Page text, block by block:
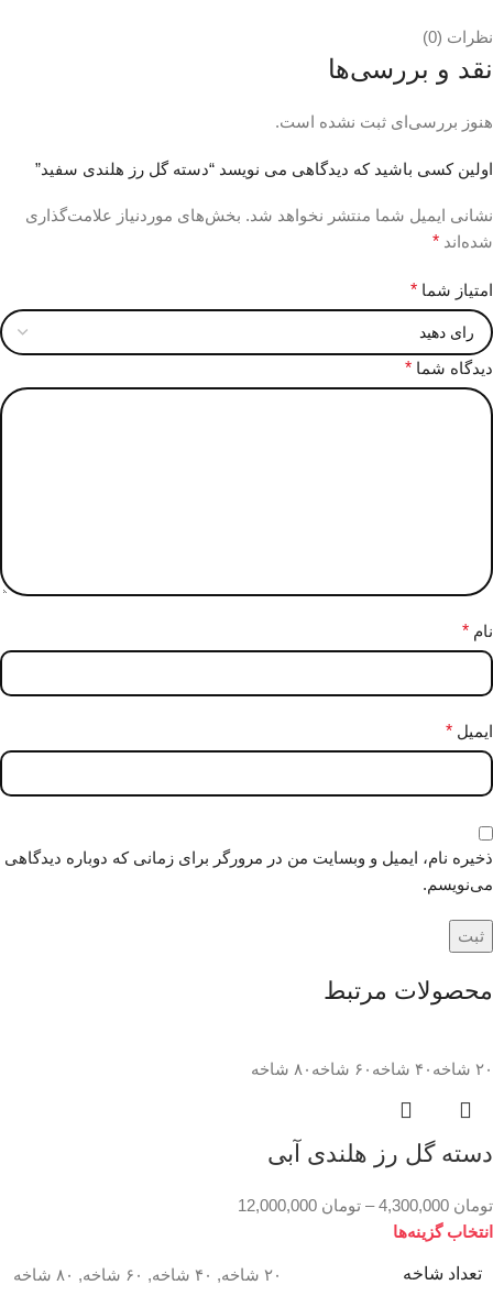
نظرات (0)
نقد و بررسی‌ها
هنوز بررسی‌ای ثبت نشده است.
اولین کسی باشید که دیدگاهی می نویسد “دسته گل رز هلندی سفید”
نشانی ایمیل شما منتشر نخواهد شد. بخش‌های موردنیاز علامت‌گذاری
شده‌اند *
امتیاز شما *
دیدگاه شما *
نام *
ایمیل *
ذخیره نام، ایمیل و وبسایت من در مرورگر برای زمانی که دوباره دیدگاهی
می‌نویسم.
محصولات مرتبط
۲۰ شاخه ۴۰ شاخه ۶۰ شاخه ۸۰ شاخه
دسته گل رز هلندی آبی
تومان – تومان
انتخاب گزینه‌ها
تعداد شاخه ۲۰ شاخه , ۴۰ شاخه , ۶۰ شاخه , ۸۰ شاخه